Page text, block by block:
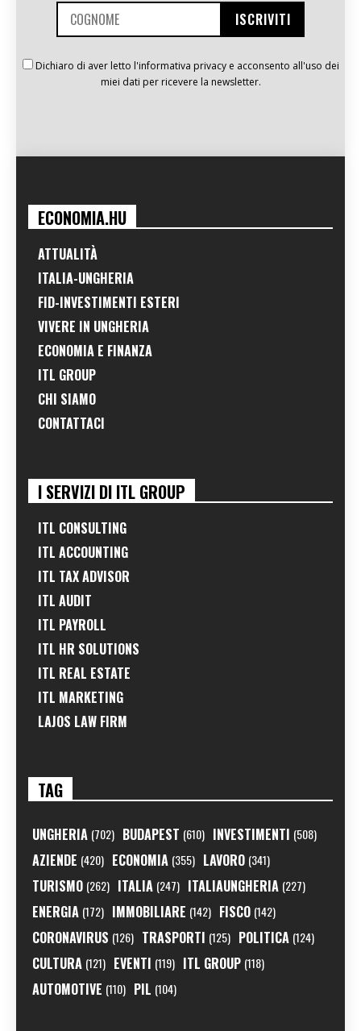
Dichiaro di aver letto l'informativa privacy e acconsento all'uso dei
miei dati per ricevere la newsletter.
ECONOMIA.HU
ATTUALITÀ
ITALIA-UNGHERIA
FID-INVESTIMENTI ESTERI
VIVERE IN UNGHERIA
ECONOMIA E FINANZA
ITL GROUP
CHI SIAMO
CONTATTACI
I SERVIZI DI ITL GROUP
ITL CONSULTING
ITL ACCOUNTING
ITL TAX ADVISOR
ITL AUDIT
ITL PAYROLL
ITL HR SOLUTIONS
ITL REAL ESTATE
ITL MARKETING
LAJOS LAW FIRM
TAG
UNGHERIA (702) BUDAPEST (610) INVESTIMENTI (508)
AZIENDE (420) ECONOMIA (355) LAVORO (341)
TURISMO (262) ITALIA (247) ITALIAUNGHERIA (227)
ENERGIA (172) IMMOBILIARE (142) FISCO (142)
CORONAVIRUS (126) TRASPORTI (125) POLITICA (124)
CULTURA (121) EVENTI (119) ITL GROUP (118)
AUTOMOTIVE (110) PIL (104)